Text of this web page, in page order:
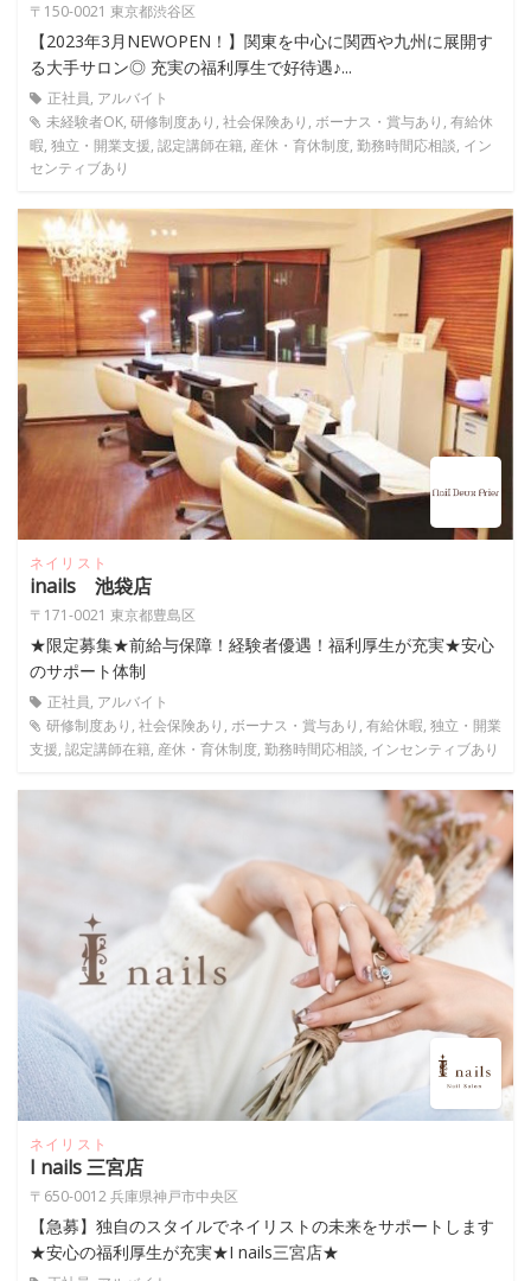
〒150-0021 東京都渋谷区
【2023年3月NEWOPEN！】関東を中心に関西や九州に展開す
る大手サロン◎ 充実の福利厚生で好待遇♪...
正社員, アルバイト
未経験者OK, 研修制度あり, 社会保険あり, ボーナス・賞与あり, 有給休
暇, 独立・開業支援, 認定講師在籍, 産休・育休制度, 勤務時間応相談, イン
センティブあり
ネイリスト
inails 池袋店
〒171-0021 東京都豊島区
★限定募集★前給与保障！経験者優遇！福利厚生が充実★安心
のサポート体制
正社員, アルバイト
研修制度あり, 社会保険あり, ボーナス・賞与あり, 有給休暇, 独立・開業
支援, 認定講師在籍, 産休・育休制度, 勤務時間応相談, インセンティブあり
ネイリスト
I nails 三宮店
〒650-0012 兵庫県神戸市中央区
【急募】独自のスタイルでネイリストの未来をサポートします
★安心の福利厚生が充実★I nails三宮店★